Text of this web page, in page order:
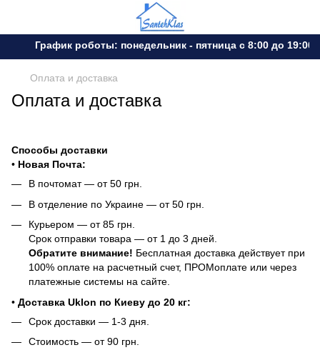
График роботы: понедельник - пятница с 8:00 до 19:00
Оплата и доставка
Оплата и доставка
Способы доставки
• Новая Почта:
В почтомат — от 50 грн.
В отделение по Украине — от 50 грн.
Курьером — от 85 грн.
Срок отправки товара — от 1 до 3 дней.
Обратите внимание! Бесплатная доставка действует при
100% оплате на расчетный счет, ПРОМоплате или через
платежные системы на сайте.
• Доставка Uklon по Киеву до 20 кг:
Срок доставки — 1-3 дня.
Стоимость — от 90 грн.